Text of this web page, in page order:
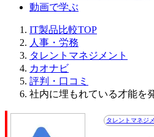
動画で学ぶ
IT製品比較TOP
人事・労務
タレントマネジメント
カオナビ
評判・口コミ
社内に埋もれている才能を
タレントマネジ